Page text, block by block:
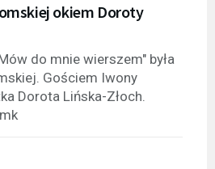
okiem Doroty
do mnie wierszem" była
Gościem Iwony
Dorota Lińska-Złoch.